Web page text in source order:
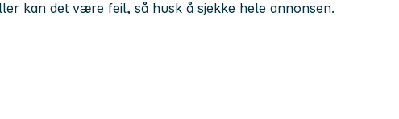
kan det være feil, så husk å sjekke hele annonsen.